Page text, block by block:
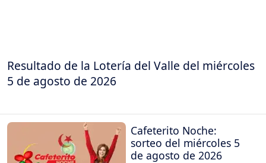
Resultado de la Lotería del Valle del miércoles
5 de agosto de 2026
Cafeterito Noche:
sorteo del miércoles 5
de agosto de 2026